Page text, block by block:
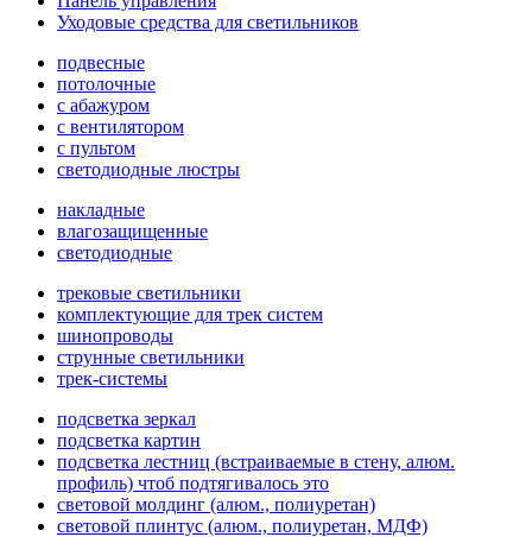
Уходовые средства для светильников
подвесные
потолочные
с абажуром
с вентилятором
с пультом
светодиодные люстры
накладные
влагозащищенные
светодиодные
трековые светильники
комплектующие для трек систем
шинопроводы
струнные светильники
трек-системы
подсветка зеркал
подсветка картин
подсветка лестниц (встраиваемые в стену, алюм.
профиль) чтоб подтягивалось это
световой молдинг (алюм., полиуретан)
световой плинтус (алюм., полиуретан, МДФ)